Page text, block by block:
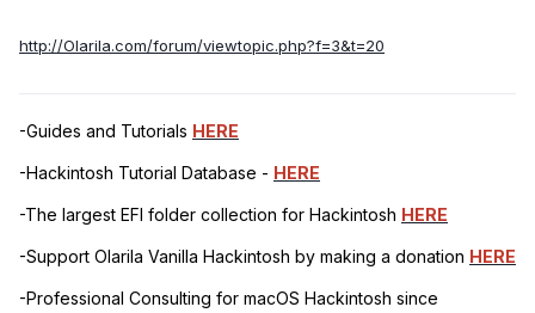
http://Olarila.com/forum/viewtopic.php?f=3&t=20
-Guides and Tutorials HERE
-Hackintosh Tutorial Database - HERE
-The largest EFI folder collection for Hackintosh HERE
-Support Olarila Vanilla Hackintosh by making a donation HERE
-Professional Consulting for macOS Hackintosh since